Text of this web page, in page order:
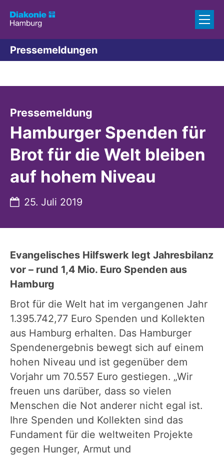
Pressemeldungen
Pressemeldung
Hamburger Spenden für
Brot für die Welt bleiben
auf hohem Niveau
Datum:
25. Juli 2019
Evangelisches Hilfswerk legt Jahresbilanz
vor – rund 1,4 Mio. Euro Spenden aus
Hamburg
Brot für die Welt hat im vergangenen Jahr
1.395.742,77 Euro Spenden und Kollekten
aus Hamburg erhalten. Das Hamburger
Spendenergebnis bewegt sich auf einem
hohen Niveau und ist gegenüber dem
Vorjahr um 70.557 Euro gestiegen. „Wir
freuen uns darüber, dass so vielen
Menschen die Not anderer nicht egal ist.
Ihre Spenden und Kollekten sind das
Fundament für die weltweiten Projekte
gegen Hunger, Armut und